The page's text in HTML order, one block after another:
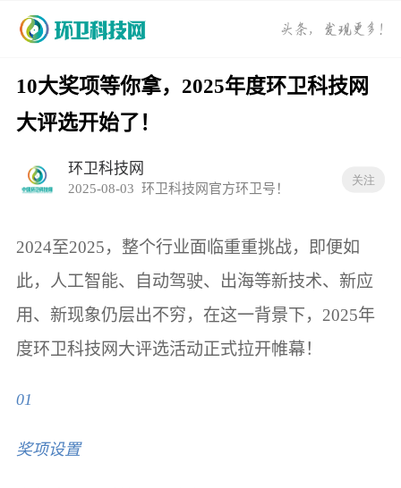
10大奖项等你拿，2025年度环卫科技网
大评选开始了！
环卫科技网
2025-08-03 环卫科技网官方环卫号！
关注
2024至2025，整个行业面临重重挑战，即便如
此，人工智能、自动驾驶、出海等新技术、新应
用、新现象仍层出不穷，在这一背景下，2025年
度环卫科技网大评选活动正式拉开帷幕！
01
奖项设置